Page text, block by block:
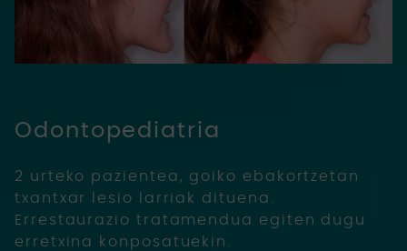
Odontopediatria
2 urteko pazientea, goiko ebakortzetan
txantxar lesio larriak dituena.
Errestaurazio tratamendua egiten dugu
erretxina konposatuekin.